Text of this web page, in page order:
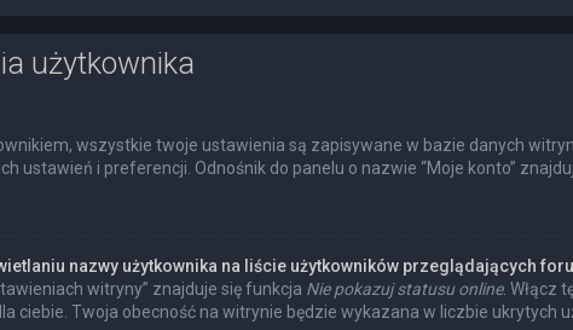
użytkownika
wszystkie twoje ustawienia są zapisywane w bazie danych
ustawień i preferencji. Odnośnik do panelu o nazwie “Moje konto”
nazwy użytkownika na liście użytkowników przeglądających
witryny” znajduje się funkcja Nie pokazuj statusu online. Włącz
ciebie. Twoja obecność na witrynie będzie wykazana w liczbie ukrytych